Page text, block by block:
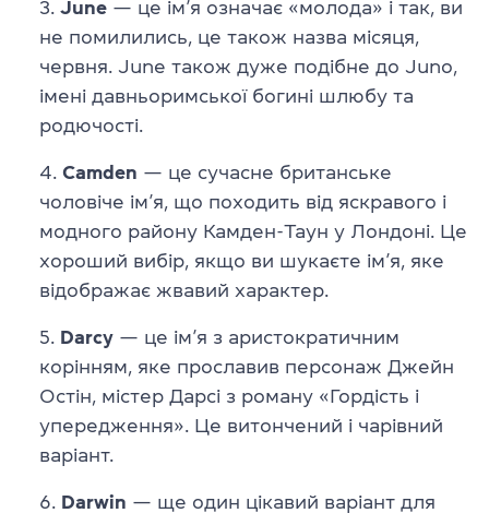
June — це ім’я означає «молода» і так, ви
не помилились, це також назва місяця,
червня. June також дуже подібне до Juno,
імені давньоримської богині шлюбу та
родючості.
Camden — це сучасне британське
чоловіче ім’я, що походить від яскравого і
модного району Камден-Таун у Лондоні. Це
хороший вибір, якщо ви шукаєте ім’я, яке
відображає жвавий характер.
Darcy — це ім’я з аристократичним
корінням, яке прославив персонаж Джейн
Остін, містер Дарсі з роману «Гордість і
упередження». Це витончений і чарівний
варіант.
Darwin — ще один цікавий варіант для